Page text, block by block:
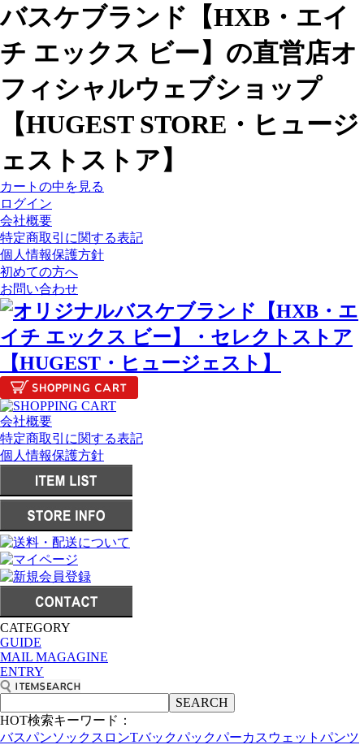
バスケブランド【HXB・エイ
チ エックス ビー】の直営店オ
フィシャルウェブショップ
【HUGEST STORE・ヒュージ
ェストストア】
カートの中を見る
ログイン
会社概要
特定商取引に関する表記
個人情報保護方針
初めての方へ
お問い合わせ
会社概要
特定商取引に関する表記
個人情報保護方針
CATEGORY
GUIDE
MAIL MAGAGINE
ENTRY
HOT検索キーワード：
バスパンソックス ロンTバックパックパーカ スウェットパンツ